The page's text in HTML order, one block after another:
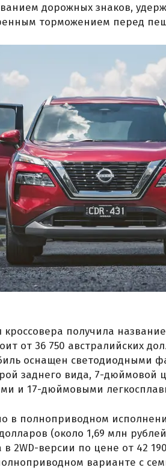
дорожных знаков,
торможением перед
получила название
от 36 750 австралийских
оснащен светодиодными
заднего вида, 7-
и 17-дюймовыми
в полноприводном
(около 1,69 млн
в 2WD-версии по цене от 42
варианте с